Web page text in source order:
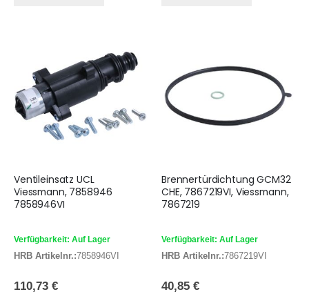
Ventileinsatz UCL
Viessmann, 7858946
7858946VI
Verfügbarkeit: Auf Lager
HRB Artikelnr.:7858946VI
110,73 €
Brennertürdichtung GCM32
CHE, 7867219VI, Viessmann,
7867219
Verfügbarkeit: Auf Lager
HRB Artikelnr.:7867219VI
40,85 €